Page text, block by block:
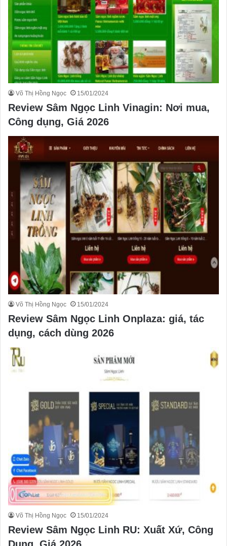
Võ Thị Hồng Ngọc 15/01/2024
Review Sâm Ngọc Linh Vinagin: Nơi mua,
Công dụng, Giá 2026
Võ Thị Hồng Ngọc 15/01/2024
Review Sâm Ngọc Linh Onplaza: giá, tác
dụng, cách dùng 2026
Võ Thị Hồng Ngọc 15/01/2024
Review Sâm Ngọc Linh RU: Xuất Xứ, Công